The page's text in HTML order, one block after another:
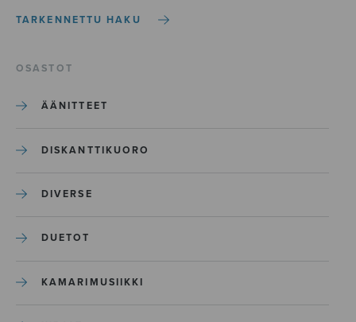
TARKENNETTU HAKU
OSASTOT
ÄÄNITTEET
DISKANTTIKUORO
DIVERSE
DUETOT
KAMARIMUSIIKKI